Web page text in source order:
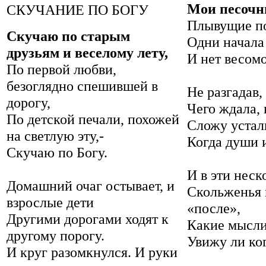
Мои
Плывущие
Одни
И нет
Не
Чего ждала,
Сложу
Когда души
И в эти
«после»,
Какие
Увижу ли
СКУЧАНИЕ ПО БОГУ
Скучаю по старым
друзьям и веселому лету,
По первой любви,
безоглядно спешившей в
дорогу,
По детской печали, похожей
на светлую эту,-
Скучаю по Богу.
Домашний очаг остывает, и
взрослые дети
Другими дорогами ходят к
другому порогу.
И круг разомкнулся. И руки